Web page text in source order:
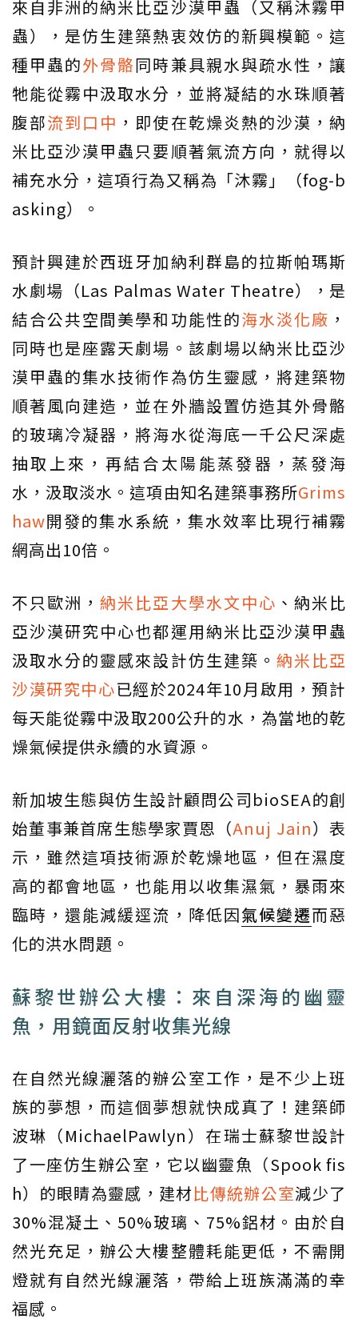
來自非洲的納米比亞沙漠甲蟲（又稱沐霧甲
蟲），是仿生建築熱衷效仿的新興模範。這
種甲蟲的外骨骼同時兼具親水與疏水性，讓
牠能從霧中汲取水分，並將凝結的水珠順著
腹部流到口中 ，即使在乾燥炎熱的沙漠，納
米比亞沙漠甲蟲只要順著氣流方向，就得以
補充水分，這項行為又稱為「沐霧」（fog-b
asking）。
預計興建於西班牙加納利群島的拉斯帕瑪斯
水劇場（Las Palmas Water Theatre），是
結合公共空間美學和功能性的海水淡化廠 ，
同時也是座露天劇場。該劇場以納米比亞沙
漠甲蟲的集水技術作為仿生靈感，將建築物
順著風向建造，並在外牆設置仿造其外骨骼
的玻璃冷凝器，將海水從海底一千公尺深處
抽取上來，再結合太陽能蒸發器，蒸發海
水，汲取淡水。這項由知名建築事務所Grims
haw開發的集水系統，集水效率比現行補霧
網高出10倍。
不只歐洲，納米比亞大學水文中心 、納米比
亞沙漠研究中心也都運用納米比亞沙漠甲蟲
汲取水分的靈感來設計仿生建築。 納米比亞
沙漠研究中心已經於2024年10月啟用，預計
每天能從霧中汲取200公升的水，為當地的乾
燥氣候提供永續的水資源。
新加坡生態與仿生設計顧問公司bioSEA的創
始董事兼首席生態學家賈恩（Anuj Jain）表
示，雖然這項技術源於乾燥地區，但在濕度
高的都會地區，也能用以收集濕氣，暴雨來
臨時，還能減緩逕流，降低因氣候變遷而惡
化的洪水問題。
蘇黎世辦公大樓：來自深海的幽靈
魚，用鏡面反射收集光線
在自然光線灑落的辦公室工作，是不少上班
族的夢想，而這個夢想就快成真了！建築師
波琳（MichaelPawlyn）在瑞士蘇黎世設計
了一座仿生辦公室，它以幽靈魚（Spook fis
h）的眼睛為靈感，建材比傳統辦公室減少了
30%混凝土、50%玻璃、75%鋁材。由於自
然光充足，辦公大樓整體耗能更低，不需開
燈就有自然光線灑落，帶給上班族滿滿的幸
福感。